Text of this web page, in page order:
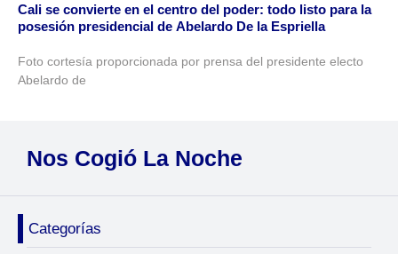
Cali se convierte en el centro del poder: todo listo para la
posesión presidencial de Abelardo De la Espriella
Foto cortesía proporcionada por prensa del presidente electo
Abelardo de
Nos Cogió La Noche
Categorías